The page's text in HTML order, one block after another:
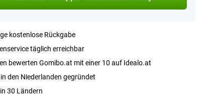
kostenlose Rückgabe
täglich erreichbar
bewerten Gomibo.at mit einer 10 auf Idealo.at
den Niederlanden gegründet
30 Ländern